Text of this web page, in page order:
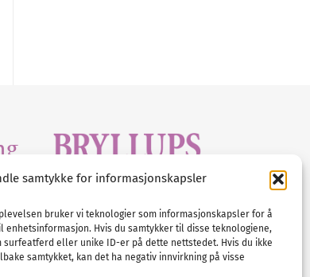
samtykke for informasjonskapsler
bruker vi teknologier som informasjonskapsler for å
Hvis du samtykker til disse teknologiene,
surfeatferd eller unike ID-er på dette nettstedet. Hvis du ikke
samtykket, kan det ha negativ innvirkning på visse
E-post :info@nordicbridalmedia.com
Bryllupsmagasinet Norge
© All rights reserved.
VAT: NO911740648